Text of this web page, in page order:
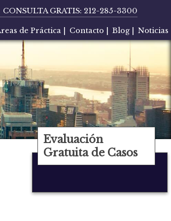
CONSULTA GRATIS: 212-285-3300
de Práctica| Contacto Blog| Noticias
Evaluación
Gratuita de Casos